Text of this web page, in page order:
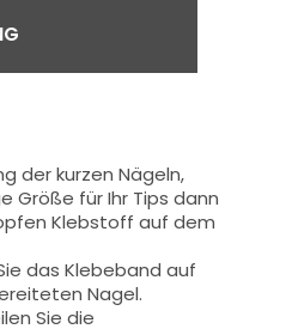
der kurzen Nägeln,
Größe für Ihr Tips dann
Klebstoff auf dem
das Klebeband auf
en Nagel.
Siedie